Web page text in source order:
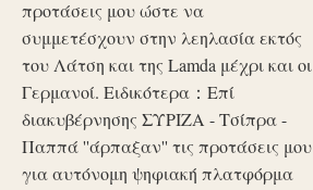
προτάσεις μου ώστε να
συμμετέσχουν στην λεηλασία εκτός
του Λάτση και της Lamda μέχρι και οι
Γερμανοί. Ειδικότερα：Επί
διακυβέρνησης ΣΥΡΙΖΑ - Τσίπρα -
Παππά ''άρπαξαν'' τις προτάσεις μου
για αυτόνομη ψηφιακή πλατφόρμα